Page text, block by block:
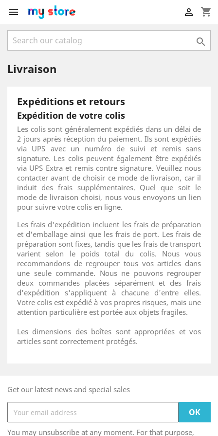
 shopping_cart


Livraison
Expéditions et retours
Expédition de votre colis
Les colis sont généralement expédiés dans un délai de
2 jours après réception du paiement. Ils sont expédiés
via UPS avec un numéro de suivi et remis sans
signature. Les colis peuvent également être expédiés
via UPS Extra et remis contre signature. Veuillez nous
contacter avant de choisir ce mode de livraison, car il
induit des frais supplémentaires. Quel que soit le
mode de livraison choisi, nous vous envoyons un lien
pour suivre votre colis en ligne.
Les frais d'expédition incluent les frais de préparation
et d'emballage ainsi que les frais de port. Les frais de
préparation sont fixes, tandis que les frais de transport
varient selon le poids total du colis. Nous vous
recommandons de regrouper tous vos articles dans
une seule commande. Nous ne pouvons regrouper
deux commandes placées séparément et des frais
d'expédition s'appliquent à chacune d'entre elles.
Votre colis est expédié à vos propres risques, mais une
attention particulière est portée aux objets fragiles.
Les dimensions des boîtes sont appropriées et vos
articles sont correctement protégés.
Get our latest news and special sales
You may unsubscribe at any moment. For that purpose,